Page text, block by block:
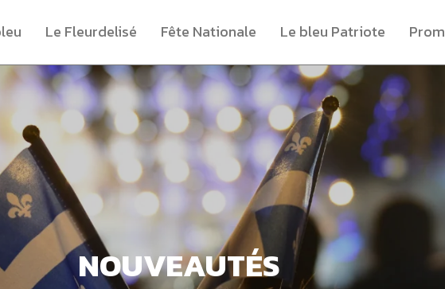
Le Fleurdelisé Fête Nationale Le bleu Patriote
NOUVEAUTÉS